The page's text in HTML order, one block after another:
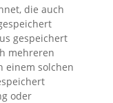
die auch
gespeichert
mehreren
einem solchen
oder